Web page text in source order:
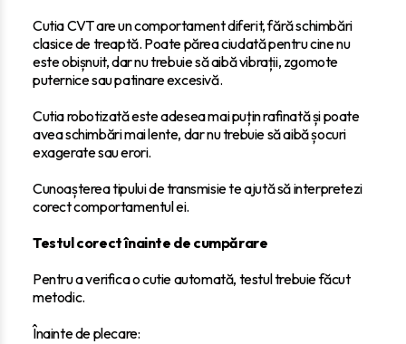
Cutia CVT are un comportament diferit, fără schimbări
clasice de treaptă. Poate părea ciudată pentru cine nu
este obișnuit, dar nu trebuie să aibă vibrații, zgomote
puternice sau patinare excesivă.
Cutia robotizată este adesea mai puțin rafinată și poate
avea schimbări mai lente, dar nu trebuie să aibă șocuri
exagerate sau erori.
Cunoașterea tipului de transmisie te ajută să interpretezi
corect comportamentul ei.
Testul corect înainte de cumpărare
Pentru a verifica o cutie automată, testul trebuie făcut
metodic.
Înainte de plecare: